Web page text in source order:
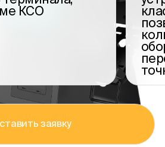
КСО
заявку
заявку